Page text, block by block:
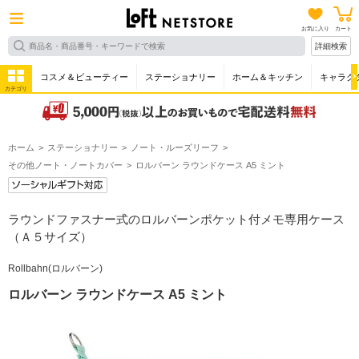
お気に入り カート
詳細検索
カテゴリ
コスメ＆ビューティー ステーショナリー ホーム＆キッチン キャラク
ホーム ステーショナリー
ノート・ルーズリーフ
その他ノート・ノートカバー
ロルバーン ラウンドケース A5 ミント
ラウンドファスナー式のロルバーンポケット付メモ専用ケース
（Ａ５サイズ）
Rollbahn(ロルバーン)
ロルバーン ラウンドケース A5 ミント